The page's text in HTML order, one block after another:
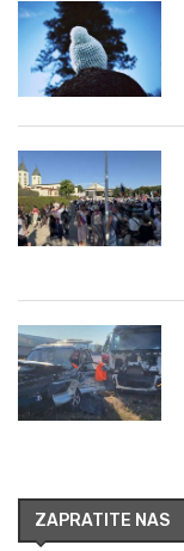
ZAPRATITE NAS